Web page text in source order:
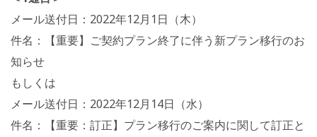
メール送付日：2022年12月1日（木）
件名：【重要】ご契約プラン終了に伴う新プラン移行のお
知らせ
もしくは
メール送付日：2022年12月14日（水）
件名：【重要：訂正】プラン移行のご案内に関して訂正と